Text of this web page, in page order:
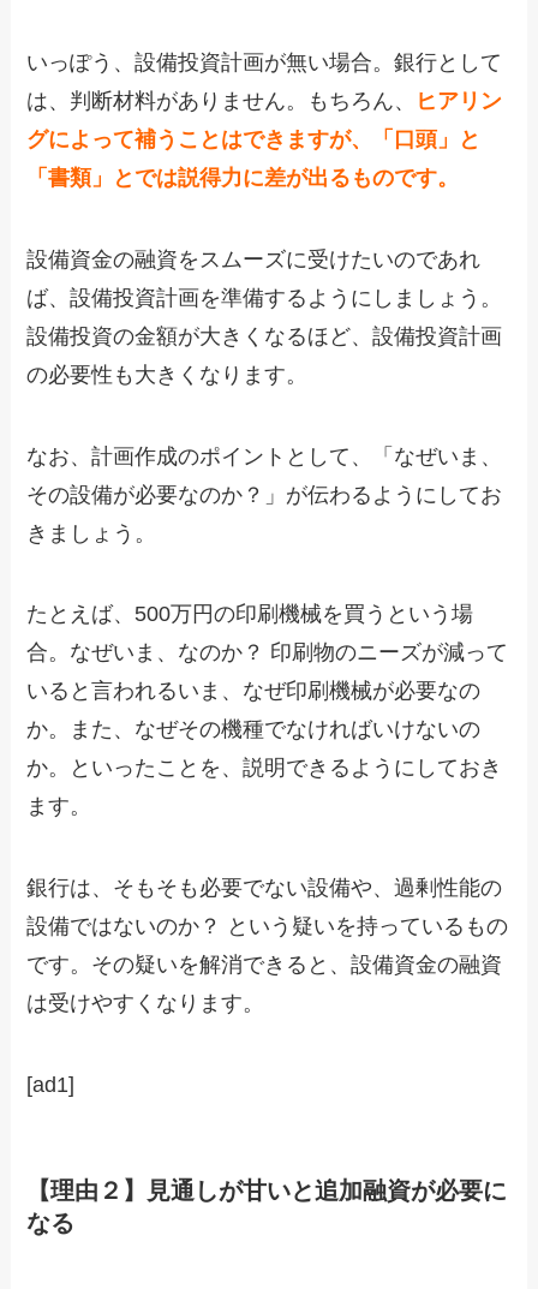
いっぽう、設備投資計画が無い場合。銀行として
は、判断材料がありません。もちろん、
ヒアリン
グによって補うことはできますが、「口頭」と
「書類」とでは説得力に差が出るものです。
設備資金の融資をスムーズに受けたいのであれ
ば、設備投資計画を準備するようにしましょう。
設備投資の金額が大きくなるほど、設備投資計画
の必要性も大きくなります。
なお、計画作成のポイントとして、「なぜいま、
その設備が必要なのか？」が伝わるようにしてお
きましょう。
たとえば、500万円の印刷機械を買うという場
合。なぜいま、なのか？ 印刷物のニーズが減って
いると言われるいま、なぜ印刷機械が必要なの
か。また、なぜその機種でなければいけないの
か。といったことを、説明できるようにしておき
ます。
銀行は、そもそも必要でない設備や、過剰性能の
設備ではないのか？ という疑いを持っているもの
です。その疑いを解消できると、設備資金の融資
は受けやすくなります。
[ad1]
【理由２】見通しが甘いと追加融資が必要に
なる